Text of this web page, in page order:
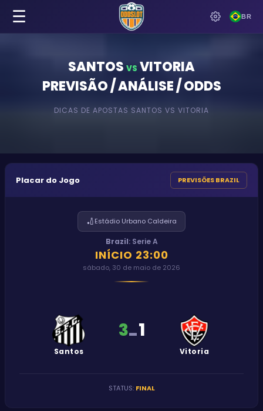
BR
☰
SANTOS VS VITORIA
PREVISÃO / ANÁLISE / ODDS
DICAS DE APOSTAS SANTOS VS VITORIA
Placar do Jogo PREVISÕES BRAZIL
🏏Estádio Urbano Caldeira
Brazil: Serie A
INÍCIO 23:00
sábado, 30 de maio de 2026
Santos
3-1
Vitoria
STATUS: FINAL